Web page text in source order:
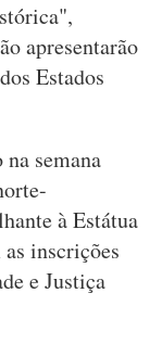
apresentarão
Estados
semana
à Estátua
inscrições
e Justiça